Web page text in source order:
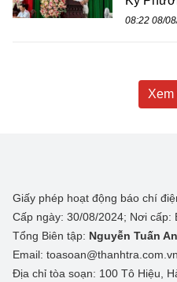
08:22 08/
Xem
Giấy phép hoạt động báo chí
Cấp ngày: 30/08/2024; Nơi cấp:
Tổng Biên tập: Nguyễn Tuấn
Email: toasoan@thanhtra.com.vn
Địa chỉ tòa soạn: 100 Tô Hiệu,